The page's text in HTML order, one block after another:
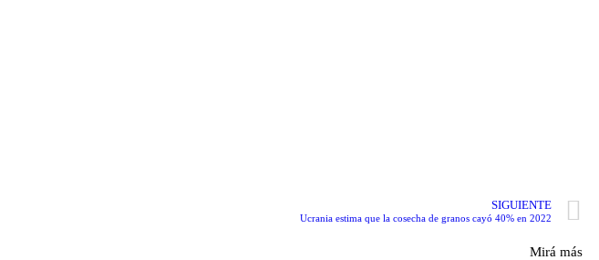
SIGUIENTE
Ucrania estima que la cosecha de granos cayó 40% en 2022
Mirá más